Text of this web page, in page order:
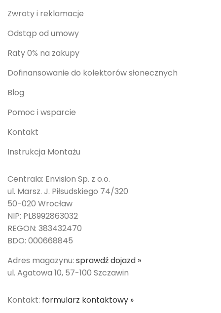
Zwroty i reklamacje
Odstąp od umowy
Raty 0% na zakupy
Dofinansowanie do kolektorów słonecznych
Blog
Pomoc i wsparcie
Kontakt
Instrukcja Montażu
Centrala: Envision Sp. z o.o.
ul. Marsz. J. Piłsudskiego 74/320
50-020 Wrocław
NIP: PL8992863032
REGON: 383432470
BDO: 000668845
Adres magazynu: sprawdź dojazd »
ul. Agatowa 10, 57-100 Szczawin
Kontakt: formularz kontaktowy »